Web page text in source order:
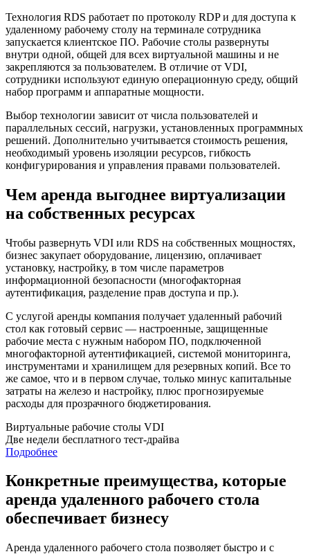
Технология RDS работает по протоколу RDP и для доступа к
удаленному рабочему столу на терминале сотрудника
запускается клиентское ПО. Рабочие столы развернуты
внутри одной, общей для всех виртуальной машины и не
закрепляются за пользователем. В отличие от VDI,
сотрудники используют единую операционную среду, общий
набор программ и аппаратные мощности.
Выбор технологии зависит от числа пользователей и
параллельных сессий, нагрузки, установленных программных
решений. Дополнительно учитывается стоимость решения,
необходимый уровень изоляции ресурсов, гибкость
конфигурирования и управления правами пользователей.
Чем аренда выгоднее виртуализации
на собственных ресурсах
Чтобы развернуть VDI или RDS на собственных мощностях,
бизнес закупает оборудование, лицензию, оплачивает
установку, настройку, в том числе параметров
информационной безопасности (многофакторная
аутентификация, разделение прав доступа и пр.).
С услугой аренды компания получает удаленный рабочий
стол как готовый сервис — настроенные, защищенные
рабочие места с нужным набором ПО, подключенной
многофакторной аутентификацией, системой мониторинга,
инструментами и хранилищем для резервных копий. Все то
же самое, что и в первом случае, только минус капитальные
затраты на железо и настройку, плюс прогнозируемые
расходы для прозрачного бюджетирования.
Виртуальные рабочие столы VDI
Две недели бесплатного тест-драйва
Подробнее
Конкретные преимущества, которые
аренда удаленного рабочего стола
обеспечивает бизнесу
Аренда удаленного рабочего стола позволяет быстро и с